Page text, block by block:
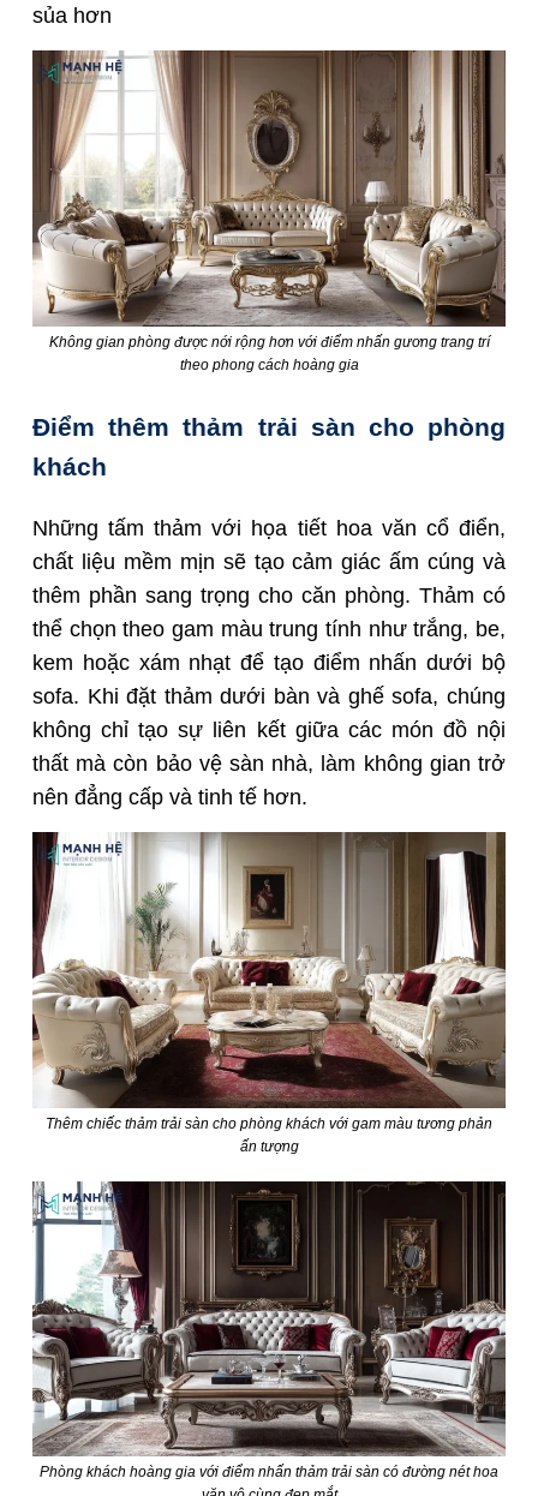
sủa hơn
Không gian phòng được nới rộng hơn với điểm nhấn gương trang trí
theo phong cách hoàng gia
Điểm thêm thảm trải sàn cho phòng
khách
Những tấm thảm với họa tiết hoa văn cổ điển,
chất liệu mềm mịn sẽ tạo cảm giác ấm cúng và
thêm phần sang trọng cho căn phòng. Thảm có
thể chọn theo gam màu trung tính như trắng, be,
kem hoặc xám nhạt để tạo điểm nhấn dưới bộ
sofa. Khi đặt thảm dưới bàn và ghế sofa, chúng
không chỉ tạo sự liên kết giữa các món đồ nội
thất mà còn bảo vệ sàn nhà, làm không gian trở
nên đẳng cấp và tinh tế hơn.
Thêm chiếc thảm trải sàn cho phòng khách với gam màu tương phản
ấn tượng
Phòng khách hoàng gia với điểm nhấn thảm trải sàn có đường nét hoa